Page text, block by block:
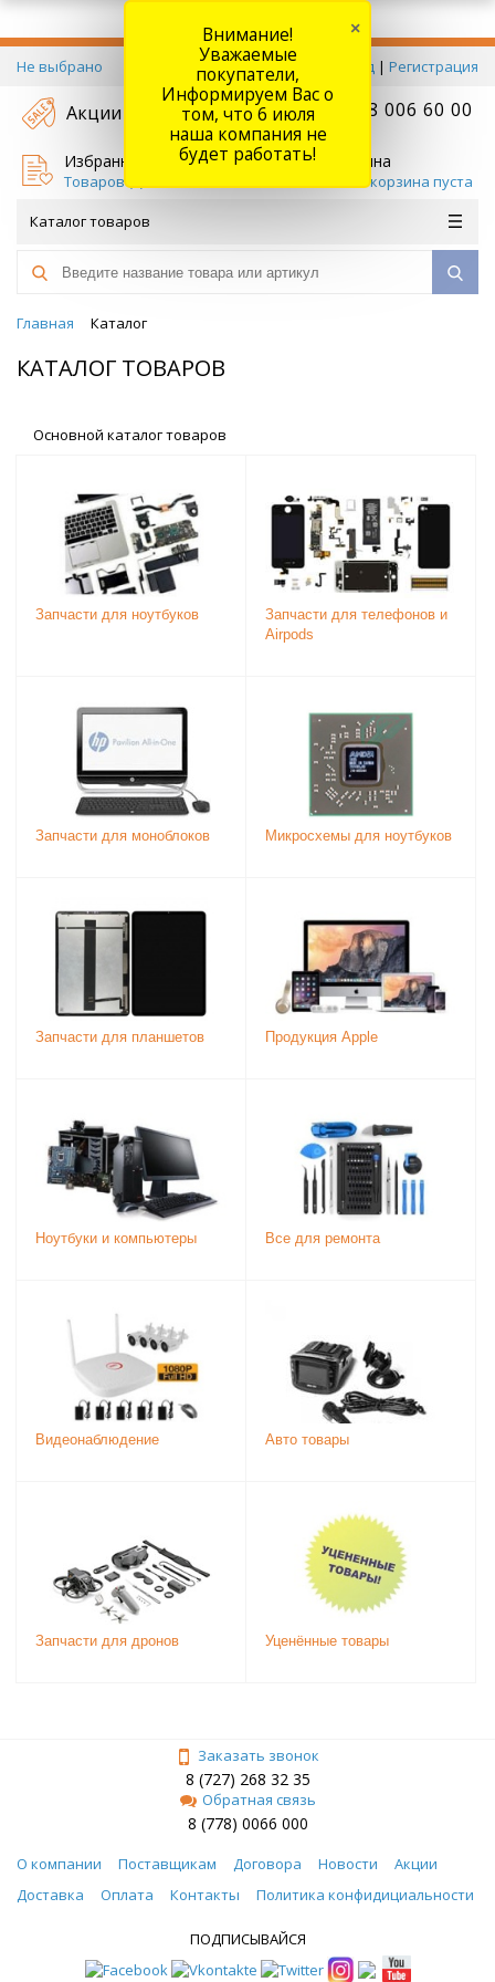
Не выбрано Вход | Регистрация
Акции +7 778 006 60 00
Избранное
Товаров (
Корзина
Ваша корзина пуста
Каталог товаров
Главная Каталог
КАТАЛОГ ТОВАРОВ
Основной каталог товаров
Запчасти для ноутбуков
Запчасти для телефонов и
Airpods
Запчасти для моноблоков Микросхемы для ноутбуков
Запчасти для планшетов Продукция Apple
Ноутбуки и компьютеры Все для ремонта
Видеонаблюдение Авто товары
Запчасти для дронов Уценённые товары
Заказать звонок
8 (727) 268 32 35
Обратная связь
8 (778) 0066 000
О компании Поставщикам Договора Новости
Акции
Доставка
Оплата Контакты Политика конфидициальности
ПОДПИСЫВАЙСЯ
Внимание!
Уважаемые
покупатели,
Информируем Вас о
том, что 6 июля
наша компания не
будет работать!
×